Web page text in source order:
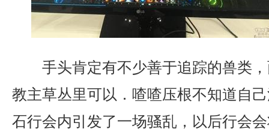
手头肯定有不少善于追踪的兽类
教主草丛里可以．喳喳压根不知道自
石行会内引发了一场骚乱，以后行会